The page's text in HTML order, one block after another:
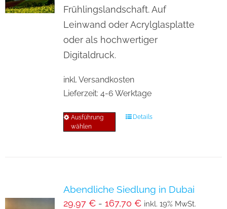
können
auf
der
werden
Frühlingslandschaft. Auf
Leinwand oder Acrylglasplatte
oder als hochwertiger
Digitaldruck.
inkl. Versandkosten
Lieferzeit: 4-6 Werktage
Ausführung
wählen
Dieses
auf.
Details
Abendliche Siedlung in Dubai
29,97 €- 167,70 € inkl. 19% MwSt.